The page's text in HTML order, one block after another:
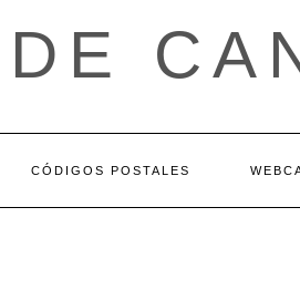
CÓDIGOS POSTALES